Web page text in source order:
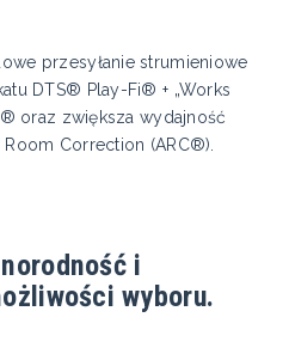
przesyłanie strumieniowe
DTS® Play-Fi® + „Works
oraz zwiększa wydajność
Correction (ARC®).
i
wyboru.